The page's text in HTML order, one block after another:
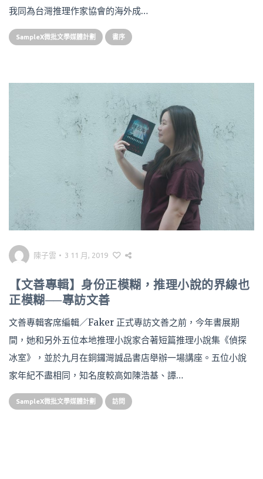
我同為台灣推理作家協會的海外成…
SampleX微批文學媒體計劃 書序
陳子雲 • 3 11 月, 2019
【文善專輯】身份正模糊，推理小說的界線也
正模糊──專訪文善
文善專輯客席編輯／Faker 正式專訪文善之前，今年書展期
間，她和另外五位本地推理小說家合著短篇推理小說集《偵探
冰室》，並於九月在銅鑼灣誠品書店舉辦一場講座。五位小說
家年紀不盡相同，知名度較高如陳浩基、譚…
SampleX微批文學媒體計劃 訪問